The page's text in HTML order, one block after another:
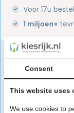
Voor 17u
1 miljoen+
Heb
Onze
in
Consent
This website uses
We use cookies to